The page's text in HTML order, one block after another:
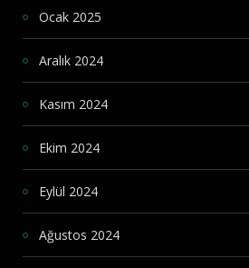
Ocak 2025
Aralık 2024
Kasım 2024
Ekim 2024
Eylül 2024
Ağustos 2024